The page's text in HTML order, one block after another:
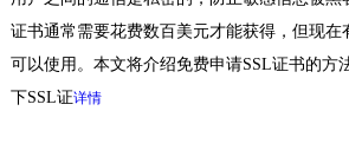
证书通常需要花费数百美元才能获得，但现在
可以使用。本文将介绍免费申请SSL证书的方
下SSL证详情